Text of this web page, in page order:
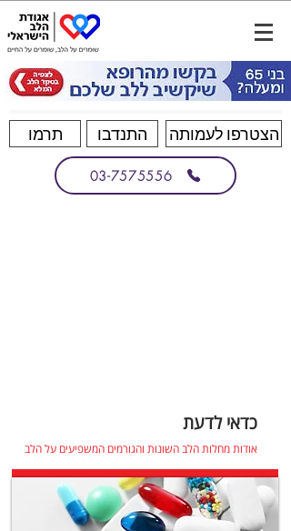
תרמו התנדבו הצטרפו לעמותה
03-7575556
כדאי לדעת
אודות מחלות הלב השונות והגורמים המשפיעים על הלב